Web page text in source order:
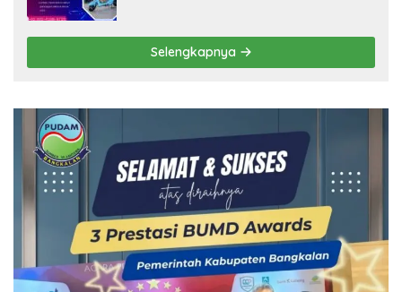
Selengkapnya